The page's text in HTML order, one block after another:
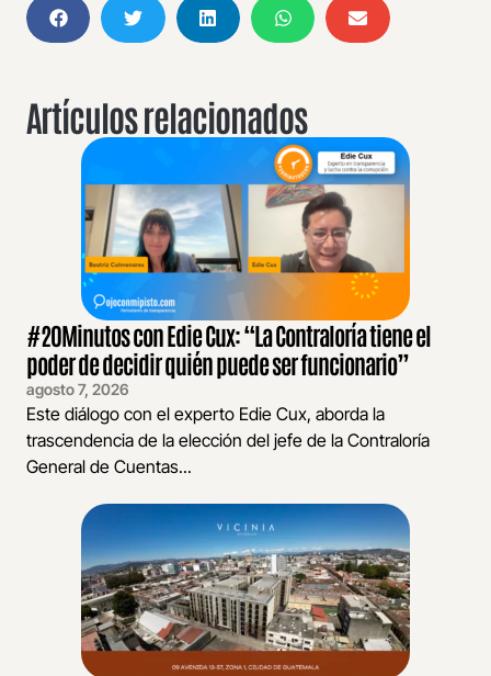
Artículos relacionados
#20Minutos con Edie Cux: “La Contraloría tiene el
poder de decidir quién puede ser funcionario”
agosto 7, 2026
Este diálogo con el experto Edie Cux, aborda la
trascendencia de la elección del jefe de la Contraloría
General de Cuentas...